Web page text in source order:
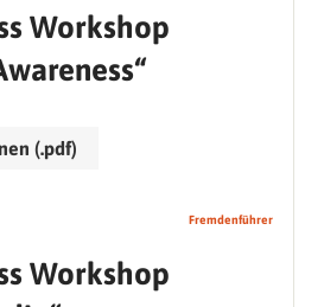
Workshop
(.pdf)
Workshop
Fremdenführer